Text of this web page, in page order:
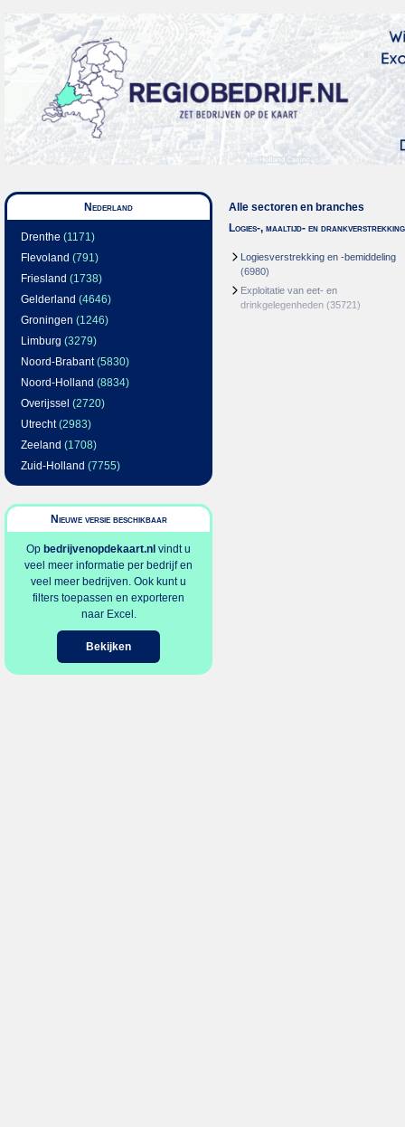
Nederland
Drenthe (1171)
Flevoland (791)
Friesland (1738)
Gelderland (4646)
Groningen (1246)
Limburg (3279)
Noord-Brabant(5830)
Noord-Holland (8834)
Overijssel (2720)
Utrecht(2983)
Zeeland (1708)
Zuid-Holland (7755)
Nieuwe versie beschikbaar
Op bedrijvenopdekaart.nl vindt u
veel meer informatie per bedrijf en
veel meer bedrijven. Ook kunt u
filters toepassen en exporteren
naar Excel.
Bekijken
Alle sectoren en branches
Logies-, maaltijd- en drankverstrekking
Logiesverstrekking en -bemiddeling
(6980)
Exploitatie van eet- en
drinkgelegenheden (35721)